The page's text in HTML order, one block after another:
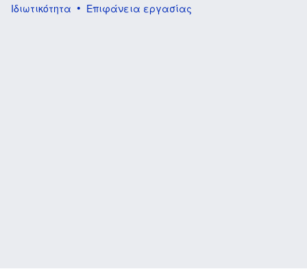
Ιδιωτικότητα
Επιφάνεια εργασίας